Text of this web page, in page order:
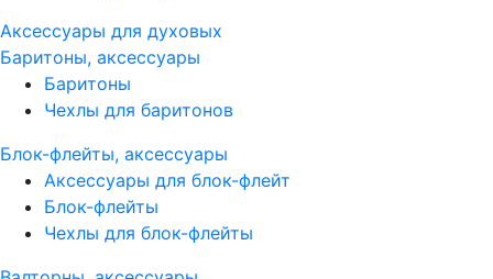
Аксессуары для духовых
Баритоны, аксессуары
Баритоны
Чехлы для баритонов
Блок-флейты, аксессуары
Аксессуары для блок-флейт
Блок-флейты
Чехлы для блок-флейты